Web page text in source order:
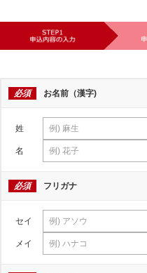
必須 お名前（漢字)
姓
名
必須 フリガナ
セイ
メイ